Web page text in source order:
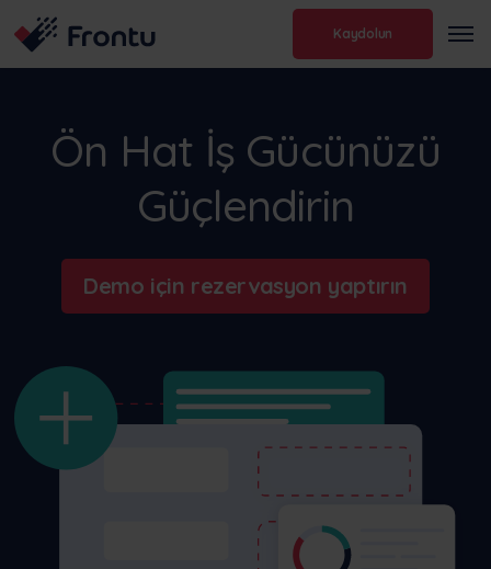
Kaydolun
Ön Hat İş Gücünüzü
Güçlendirin
Demo için rezervasyon yaptırın